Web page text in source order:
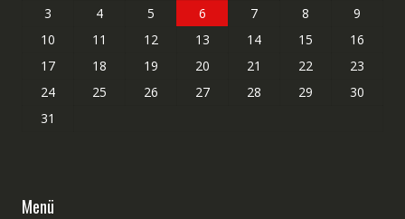
3
4 5 6 7 8
9
10
11 12 13 14 15
16
17
18 19 20 21 22
23
24
25 26 27 28 29
30
31
Menü